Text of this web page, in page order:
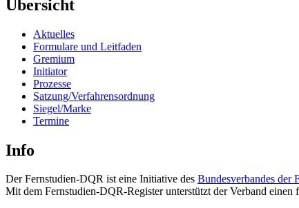
Übersicht
Aktuelles
Formulare und Leitfaden
Gremium
Initiator
Prozesse
Satzung/Verfahrensordnung
Siegel/Marke
Termine
Info
Der Fernstudien-DQR ist eine Initiative des Bundesverbandes der
Mit dem Fernstudien-DQR-Register unterstützt der Verband